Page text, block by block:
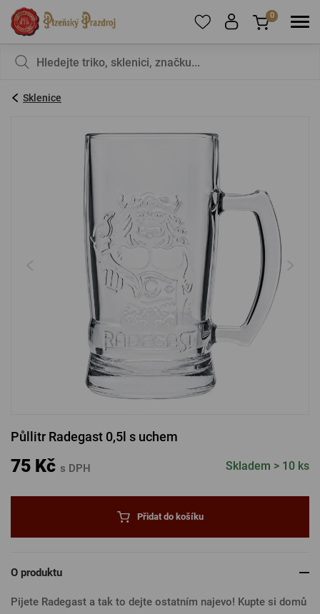
registrujte
PŘIHLÁSIT SE
Zapomenuté heslo Nová registrace
PŘIHLÁSIT PŘES FACEBOOK
PŘIHLÁSIT PŘES GOOGLE
PŘIHLÁSIT PŘES SEZNAM
0
Sklenice
Půllitr Radegast 0,5l s uchem
75 Kč s DPH Skladem > 10 ks
Přidat do košíku
O produktu
Pijete Radegast a tak to dejte ostatním najevo! Kupte si domů